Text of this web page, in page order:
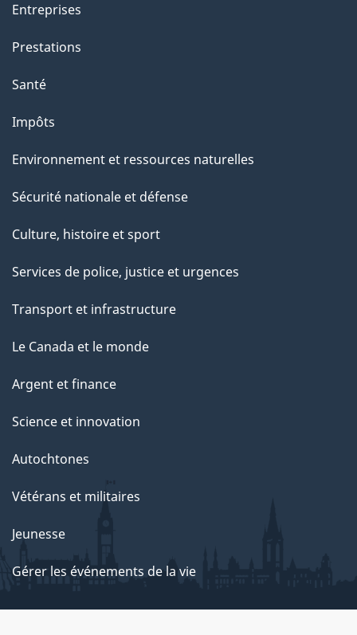
t
t
p
a
e
Entreprises
Prestations
Santé
Impôts
Environnement et ressources naturelles
Sécurité nationale et défense
Culture, histoire et sport
Services de police, justice et urgences
Transport et infrastructure
Le Canada et le monde
Argent et finance
Science et innovation
Autochtones
Vétérans et militaires
Jeunesse
Gérer les événements de la vie